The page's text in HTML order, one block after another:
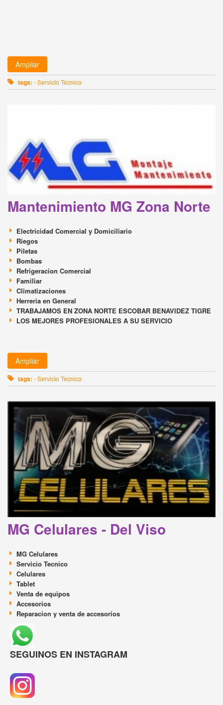
Ampliar
tags: - Servicio Tecnico
Mantenimiento MG Zona Norte
Electricidad Comercial y Domiciliario
Riegos
Piletas
Bombas
Refrigeracion Comercial
Familiar
Climatizaciones
Herreria en General
TRABAJAMOS EN ZONA NORTE ESCOBAR BENAVIDEZ TIGRE
LOS MEJORES PROFESIONALES A SU SERVICIO
Ampliar
tags: - Servicio Tecnico
MG Celulares - Del Viso
MG Celulares
Servicio Tecnico
Celulares
Tablet
Venta de equipos
Accesorios
Reparacion y venta de accesorios
SEGUINOS EN INSTAGRAM